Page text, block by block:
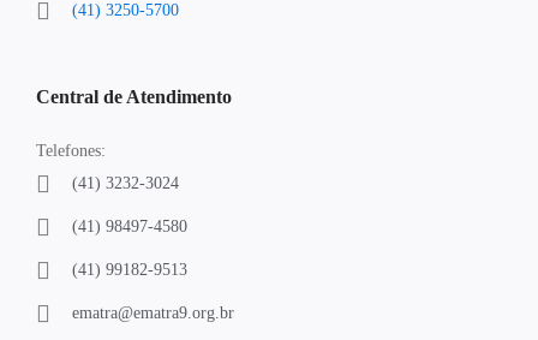
(41) 3250-5700
Central de Atendimento
Telefones:
(41) 3232-3024
(41) 98497-4580
(41) 99182-9513
ematra@ematra9.org.br